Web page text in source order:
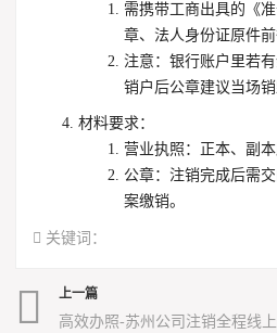
需携带工商出具的《
章、法人身份证原件前
注意 ：银行账户里若
销户后公章建议当场销
材料要求：
营业执照 ：正本、副
公章：注销完成后需
案缴销。
关键词：
上一篇